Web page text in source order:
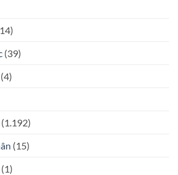
(39)
(4)
(1.192)
(15)
(1)